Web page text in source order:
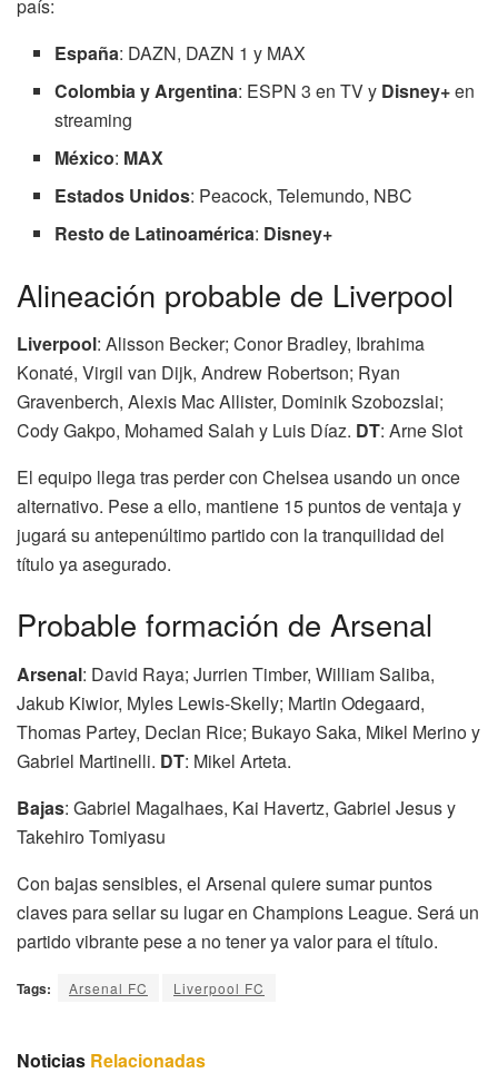
país:
España: DAZN, DAZN 1 y MAX
Colombia y Argentina: ESPN 3 en TV y Disney+en
streaming
México: MAX
Estados Unidos: Peacock, Telemundo, NBC
Resto de Latinoamérica: Disney+
Alineación probable de Liverpool
Liverpool: Alisson Becker; Conor Bradley, Ibrahima
Konaté, Virgil van Dijk, Andrew Robertson; Ryan
Gravenberch, Alexis Mac Allister, Dominik Szobozslai;
Cody Gakpo, Mohamed Salah y Luis Díaz. DT: Arne Slot
El equipo llega tras perder con Chelsea usando un once
alternativo. Pese a ello, mantiene 15 puntos de ventaja y
jugará su antepenúltimo partido con la tranquilidad del
título ya asegurado.
Probable formación de Arsenal
Arsenal: David Raya; Jurrien Timber, William Saliba,
Jakub Kiwior, Myles Lewis-Skelly; Martin Odegaard,
Thomas Partey, Declan Rice; Bukayo Saka, Mikel Merino y
Gabriel Martinelli. DT: Mikel Arteta.
Bajas: Gabriel Magalhaes, Kai Havertz, Gabriel Jesus y
Takehiro Tomiyasu
Con bajas sensibles, el Arsenal quiere sumar puntos
claves para sellar su lugar en Champions League. Será un
partido vibrante pese a no tener ya valor para el título.
Tags: Arsenal FC Liverpool FC
Noticias Relacionadas